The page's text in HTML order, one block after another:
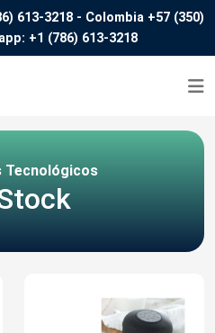
613-3218- Colombia +57 (350)
+1 (786) 613-3218
Tecnológicos